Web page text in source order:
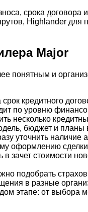
срока
Highlander
Major
понятным и
кредитного
по уровню
несколько
бюджет и планы
уточнить наличие
оформлению
зачет стоимости
подобрать
в разные
этапе: от выбора